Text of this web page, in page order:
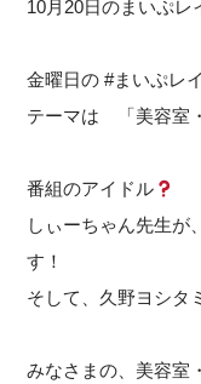
10月20日のまいぷレ
金曜日の #まいぷレ
テーマは 「美容室
番組のアイドル
しぃーちゃん先生が
す！
そして、久野ヨシ
みなさまの、美容室